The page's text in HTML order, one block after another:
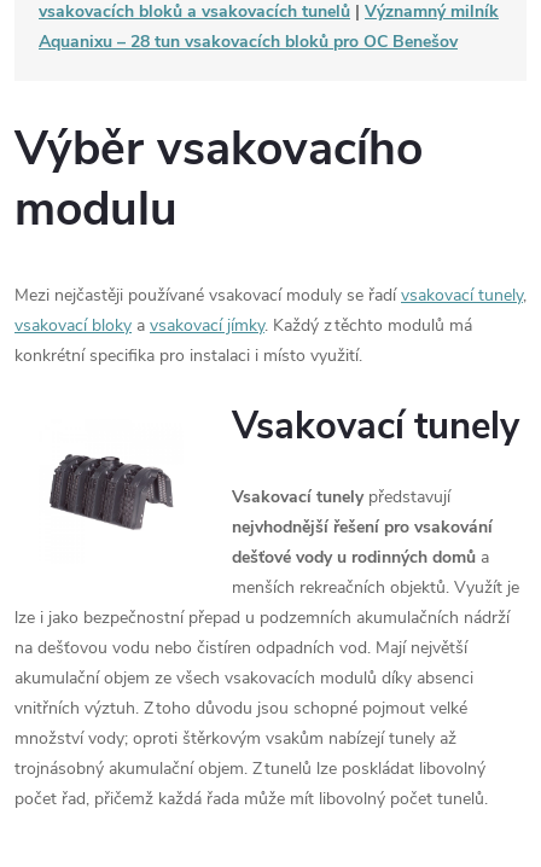
vsakovacích bloků a vsakovacích tunelů | Významný milník
Aquanixu – 28 tun vsakovacích bloků pro OC Benešov
Výběr vsakovacího
modulu
Mezi nejčastěji používané vsakovací moduly se řadívsakovací tunely,
vsakovací bloky a vsakovací jímky. Každý z těchto modulů má
konkrétní specifika pro instalaci i místo využití.
Vsakovací tunely
Vsakovací tunelypředstavují
nejvhodnější řešení pro vsakování
dešťové vody u rodinných domů a
menších rekreačních objektů. Využít je
lze i jako bezpečnostní přepad u podzemních akumulačních nádrží
na dešťovou vodu nebo čistíren odpadních vod. Mají největší
akumulační objem ze všech vsakovacích modulů díky absenci
vnitřních výztuh. Z toho důvodu jsou schopné pojmout velké
množství vody; oproti štěrkovým vsakům nabízejí tunely až
trojnásobný akumulační objem. Z tunelů lze poskládat libovolný
počet řad, přičemž každá řada může mít libovolný počet tunelů.